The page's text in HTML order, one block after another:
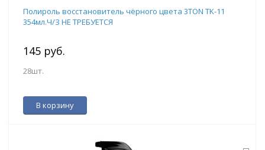
Полироль восстановитель чёрного цвета 3TON TK-11
354мл.Ч/З НЕ ТРЕБУЕТСЯ
145 руб.
28шт.
В корзину